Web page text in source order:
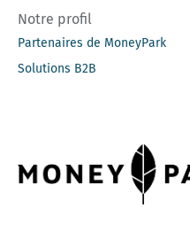
Notre profil
Partenaires de MoneyPark
Solutions B2B